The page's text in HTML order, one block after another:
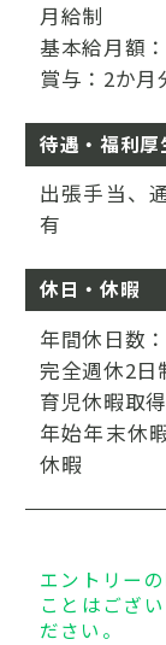
月給制
基本給月額
賞与：2か月
待遇・福利厚
出張手当、
有
休日・休暇
年間休日数
完全週休2日
育児休暇取
年始年末休
休暇
エントリー
ことはござ
ださい。